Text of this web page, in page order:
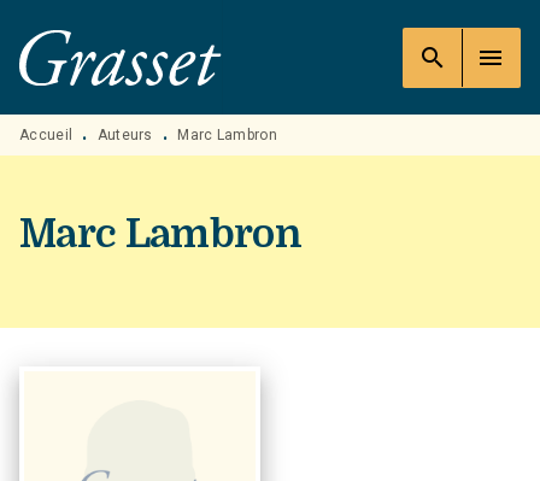
MENU RECHERCHE
PIED DE PAGE
search menu
Accueil • Auteurs • Marc Lambron
Marc Lambron